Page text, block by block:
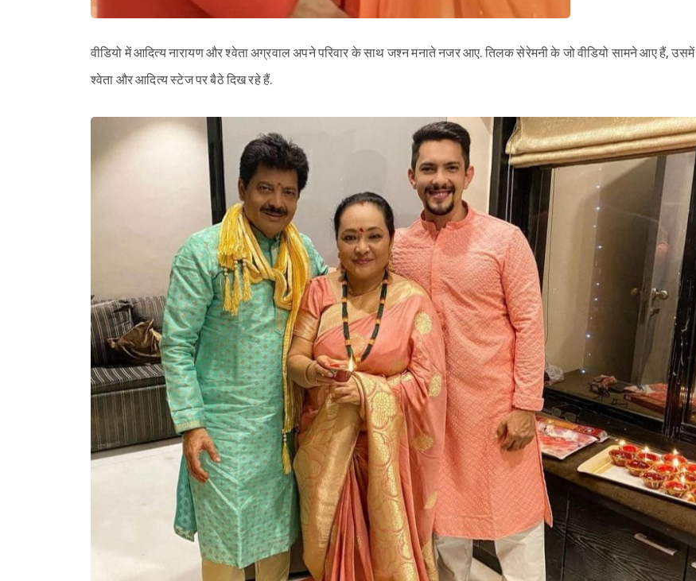
वीडियो में आदित्य नारायण और श्वेता अग्रवाल अपने परिवार के साथ जश्न मनाते नजर आए. तिलक सेरेमनी के जो वीडियो सामने आए हैं, उसमें
श्वेता और आदित्य स्टेज पर बैठे दिख रहे हैं.